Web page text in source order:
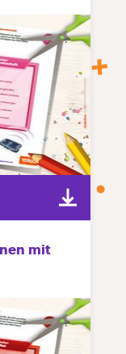
mit